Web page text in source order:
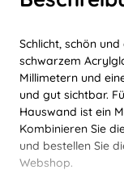
Schlicht, schön
schwarzem
Millimetern und
und gut sichtbar.
Hauswand ist ein
Kombinieren Sie
und bestellen Sie
Webshop.